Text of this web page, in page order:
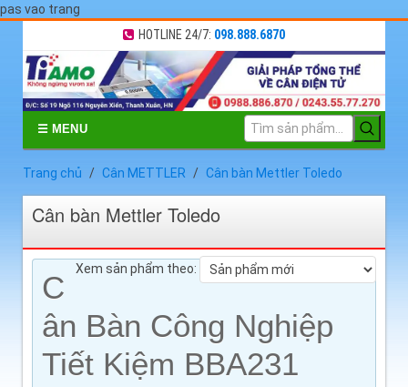
pas vao trang
HOTLINE 24/7: 098.888.6870
☰ MENU
Trang chủ Cân METTLER Cân bàn Mettler Toledo
Cân bàn Mettler Toledo
Xem sản phẩm theo:
C
ân Bàn Công Nghiệp
Tiết Kiệm BBA231